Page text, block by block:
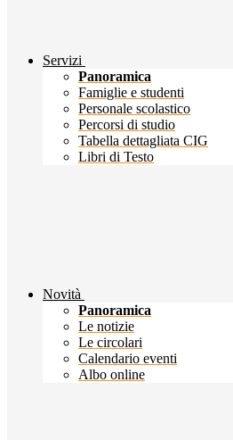
Servizi
Panoramica
Famiglie e studenti
Personale scolastico
Percorsi di studio
Tabella dettagliata CIG
Libri di Testo
Novità
Panoramica
Le notizie
Le circolari
Calendario eventi
Albo online